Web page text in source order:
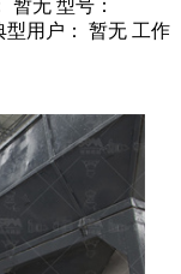
暂无 型号：
用户： 暂无 工作